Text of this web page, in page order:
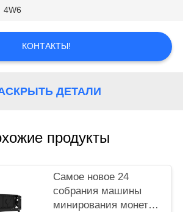
4W6
КОНТАКТЫ!
ДЕТАЛИ
продукты
Самое новое 24
собрания машины
минирования монетки